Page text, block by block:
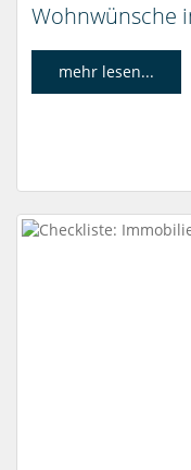
Wohnwünsche
mehr lesen...